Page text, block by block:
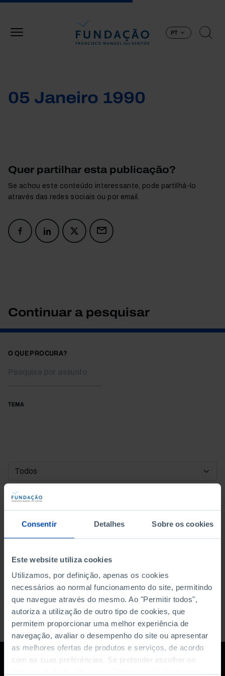
Consentir Detalhes Sobre os cookies
Este website utiliza cookies
Utilizamos, por definição, apenas os cookies
necessários ao normal funcionamento do site, permitindo
que navegue através do mesmo. Ao "Permitir todos",
autoriza a utilização de outro tipo de cookies, que
permitem proporcionar uma melhor experiência de
navegação, avaliar o desempenho do site ou apresentar
as melhores ofertas de produtos e serviços, de acordo
com as suas preferências. Se pretender escolher os
PT
05 Janeiro 1990
Quer partilhar esta publicação?
Se achou este conteúdo interessante, pode partilhá-lo
através das redes sociais ou por email.
Continuar a pesquisar
O QUE PROCURA?
TEMA
DATA DE INÍCIO
DATA DE FIM